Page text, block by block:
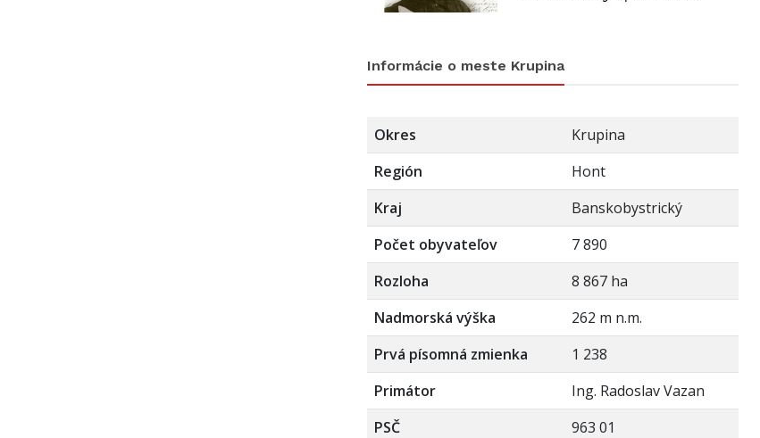
Informácie o meste Krupina
Okres
Krupina
Región
Hont
Kraj
Banskobystrický
Počet obyvateľov
7 890
Rozloha
8 867 ha
Nadmorská výška
262 m n.m.
Prvá písomná zmienka
1 238
Primátor
Ing. Radoslav Vazan
PSČ
963 01